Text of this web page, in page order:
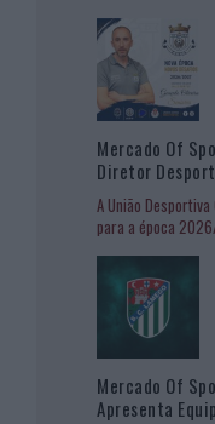
Mercado Of
Diretor
A União
para a época
Mercado Of
Apresenta